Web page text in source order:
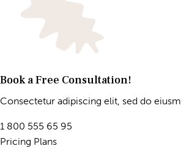
Book a Free Consultation!
Consectetur adipiscing elit, sed do eiusm
1 800 555 65 95
Pricing Plans